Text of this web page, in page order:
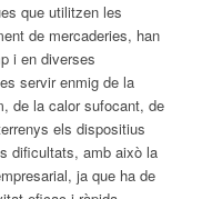
que utilitzen les
de mercaderies, han
i en diverses
servir enmig de la
de la calor sufocant, de
els dispositius
dificultats, amb això la
ja que ha de